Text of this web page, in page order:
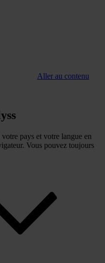
Aller au contenu
pays et votre langue en
Vous pouvez toujours